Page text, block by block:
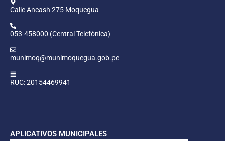
Calle Ancash 275 Moquegua
053-458000 (Central Telefónica)
munimoq@munimoquegua.gob.pe
RUC: 20154469941
APLICATIVOS MUNICIPALES